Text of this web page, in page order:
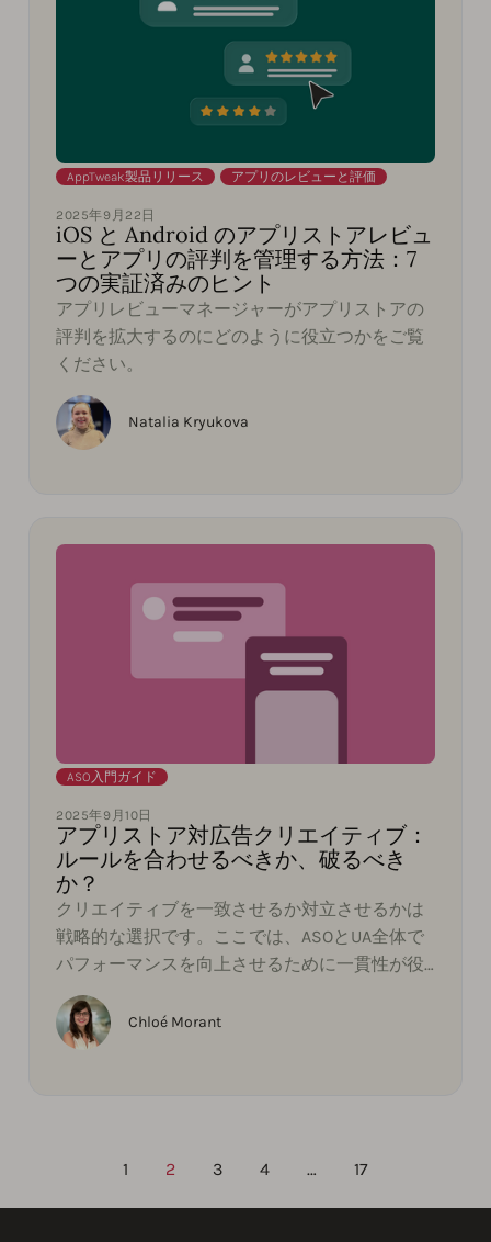
AppTweak製品リリース アプリのレビューと評価
2025年9月22日
iOS と Android のアプリストアレビュ
ーとアプリの評判を管理する方法：7
つの実証済みのヒント
アプリレビューマネージャーがアプリストアの
評判を拡大するのにどのように役立つかをご覧
ください。
Natalia Kryukova
ASO入門ガイド
2025年9月10日
アプリストア対広告クリエイティブ：
ルールを合わせるべきか、破るべき
か？
クリエイティブを一致させるか対立させるかは
戦略的な選択です。ここでは、ASOとUA全体で
パフォーマンスを向上させるために一貫性が役
立つ時と、型を破るべき時を示します。
Chloé Morant
1 2 3 4 … 17